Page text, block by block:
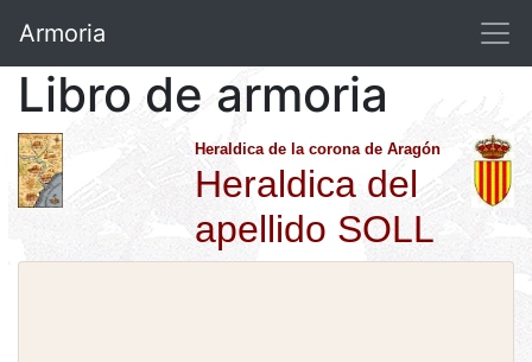
Armoria
Libro de armoria
Heraldica de la corona de Aragón
Heraldica del
apellido SOLL